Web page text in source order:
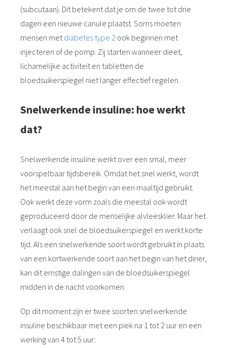
(subcutaan). Dit betekent dat je om de twee tot drie
dagen een nieuwe canule plaatst. Soms moeten
mensen met diabetes type 2 ook beginnen met
injecteren of de pomp. Zij starten wanneer dieet,
lichamelijke activiteit en tabletten de
bloedsuikerspiegel niet langer effectief regelen.
Snelwerkende insuline: hoe werkt
dat?
Snelwerkende insuline werkt over een smal, meer
voorspelbaar tijdsbereik. Omdat het snel werkt, wordt
het meestal aan het begin van een maaltijd gebruikt.
Ook werkt deze vorm zoals die meestal ook wordt
geproduceerd door de menselijke alvleesklier. Maar het
verlaagt ook snel de bloedsuikerspiegel en werkt korte
tijd. Als een snelwerkende soort wordt gebruikt in plaats
van een kortwerkende soort aan het begin van het diner,
kan dit ernstige dalingen van de bloedsuikerspiegel
midden in de nacht voorkomen.
Op dit moment zijn er twee soorten snelwerkende
insuline beschikbaar met een piek na 1 tot 2 uur en een
werking van 4 tot 5 uur: